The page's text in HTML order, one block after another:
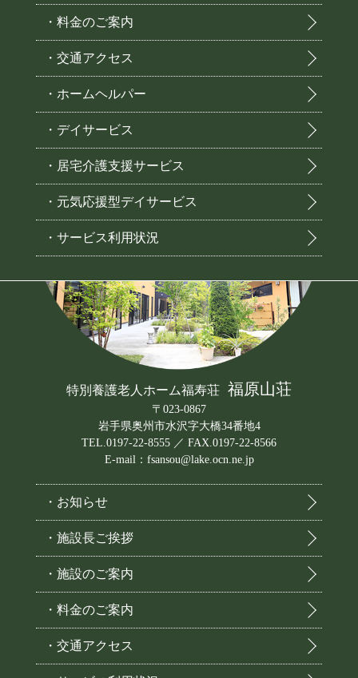
・料金のご案内
・交通アクセス
・ホームヘルパー
・デイサービス
・居宅介護支援サービス
・元気応援型デイサービス
・サービス利用状況
特別養護老人ホーム福寿荘 福原山荘
〒023-0867
岩手県奥州市水沢字大橋34番地4
TEL.0197-22-8555 ／ FAX.0197-22-8566
E-mail：fsansou@lake.ocn.ne.jp
・お知らせ
・施設長ご挨拶
・施設のご案内
・料金のご案内
・交通アクセス